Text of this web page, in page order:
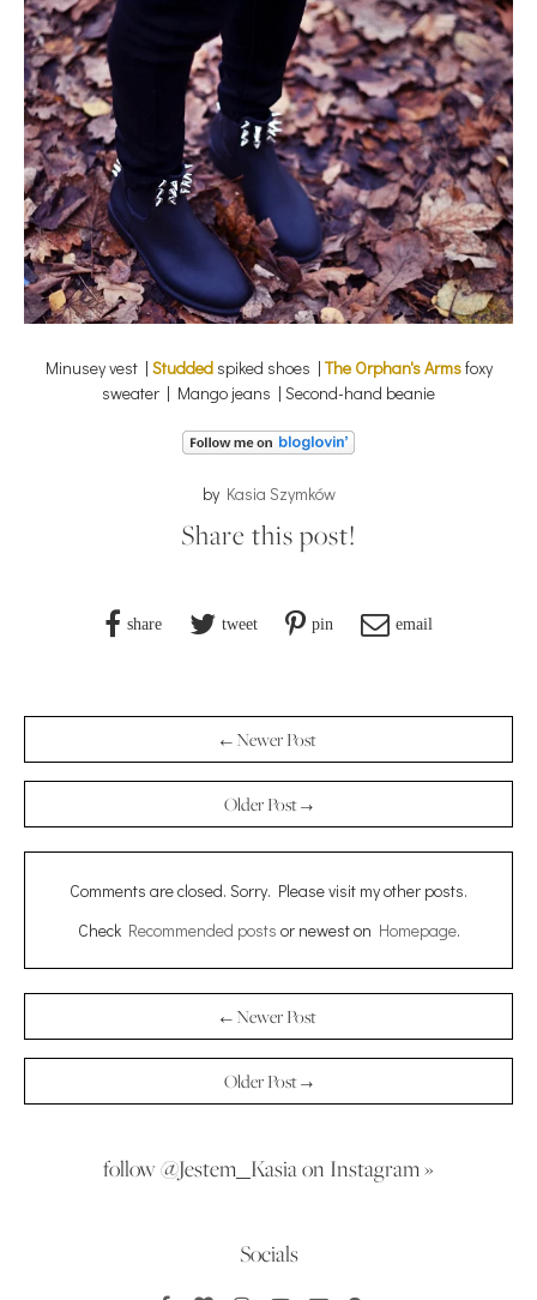
Minusey vest | Studded spiked shoes | The Orphan's Armsfoxy
sweater | Mango jeans | Second-hand beanie
by Kasia Szymków
Share this post!
share tweet pin email
← Newer Post
Older Post →
Comments are closed. Sorry. Please visit my other posts.
Check Recommended posts or newest on Homepage.
← Newer Post
Older Post →
follow @Jestem_Kasia on Instagram »
Socials